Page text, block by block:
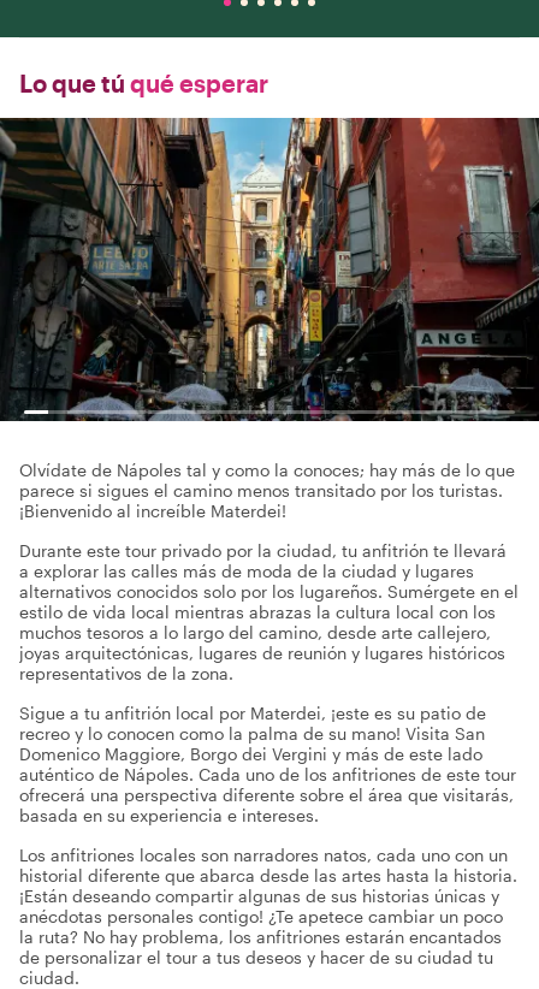
Lo que tú qué esperar
Olvídate de Nápoles tal y como la conoces; hay más de lo que
parece si sigues el camino menos transitado por los turistas.
¡Bienvenido al increíble Materdei!
Durante este tour privado por la ciudad, tu anfitrión te llevará
a explorar las calles más de moda de la ciudad y lugares
alternativos conocidos solo por los lugareños. Sumérgete en el
estilo de vida local mientras abrazas la cultura local con los
muchos tesoros a lo largo del camino, desde arte callejero,
joyas arquitectónicas, lugares de reunión y lugares históricos
representativos de la zona.
Sigue a tu anfitrión local por Materdei, ¡este es su patio de
recreo y lo conocen como la palma de su mano! Visita San
Domenico Maggiore, Borgo dei Vergini y más de este lado
auténtico de Nápoles. Cada uno de los anfitriones de este tour
ofrecerá una perspectiva diferente sobre el área que visitarás,
basada en su experiencia e intereses.
Los anfitriones locales son narradores natos, cada uno con un
historial diferente que abarca desde las artes hasta la historia.
¡Están deseando compartir algunas de sus historias únicas y
anécdotas personales contigo! ¿Te apetece cambiar un poco
la ruta? No hay problema, los anfitriones estarán encantados
de personalizar el tour a tus deseos y hacer de su ciudad tu
ciudad.